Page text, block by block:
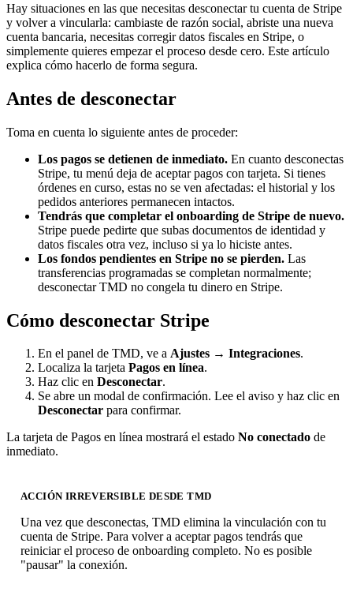
Hay situaciones en las que necesitas desconectar tu cuenta de Stripe
y volver a vincularla: cambiaste de razón social, abriste una nueva
cuenta bancaria, necesitas corregir datos fiscales en Stripe, o
simplemente quieres empezar el proceso desde cero. Este artículo
explica cómo hacerlo de forma segura.
Antes de desconectar
Toma en cuenta lo siguiente antes de proceder:
Los pagos se detienen de inmediato. En cuanto desconectas
Stripe, tu menú deja de aceptar pagos con tarjeta. Si tienes
órdenes en curso, estas no se ven afectadas: el historial y los
pedidos anteriores permanecen intactos.
Tendrás que completar el onboarding de Stripe de nuevo.
Stripe puede pedirte que subas documentos de identidad y
datos fiscales otra vez, incluso si ya lo hiciste antes.
Los fondos pendientes en Stripe no se pierden. Las
transferencias programadas se completan normalmente;
desconectar TMD no congela tu dinero en Stripe.
Cómo desconectar Stripe
En el panel de TMD, ve a Ajustes → Integraciones.
Localiza la tarjeta Pagos en línea.
Haz clic en Desconectar.
Se abre un modal de confirmación. Lee el aviso y haz clic en
Desconectar para confirmar.
La tarjeta de Pagos en línea mostrará el estado No conectado de
inmediato.
ACCIÓN IRREVERSIBLE DESDE TMD
Una vez que desconectas, TMD elimina la vinculación con tu
cuenta de Stripe. Para volver a aceptar pagos tendrás que
reiniciar el proceso de onboarding completo. No es posible
"pausar" la conexión.